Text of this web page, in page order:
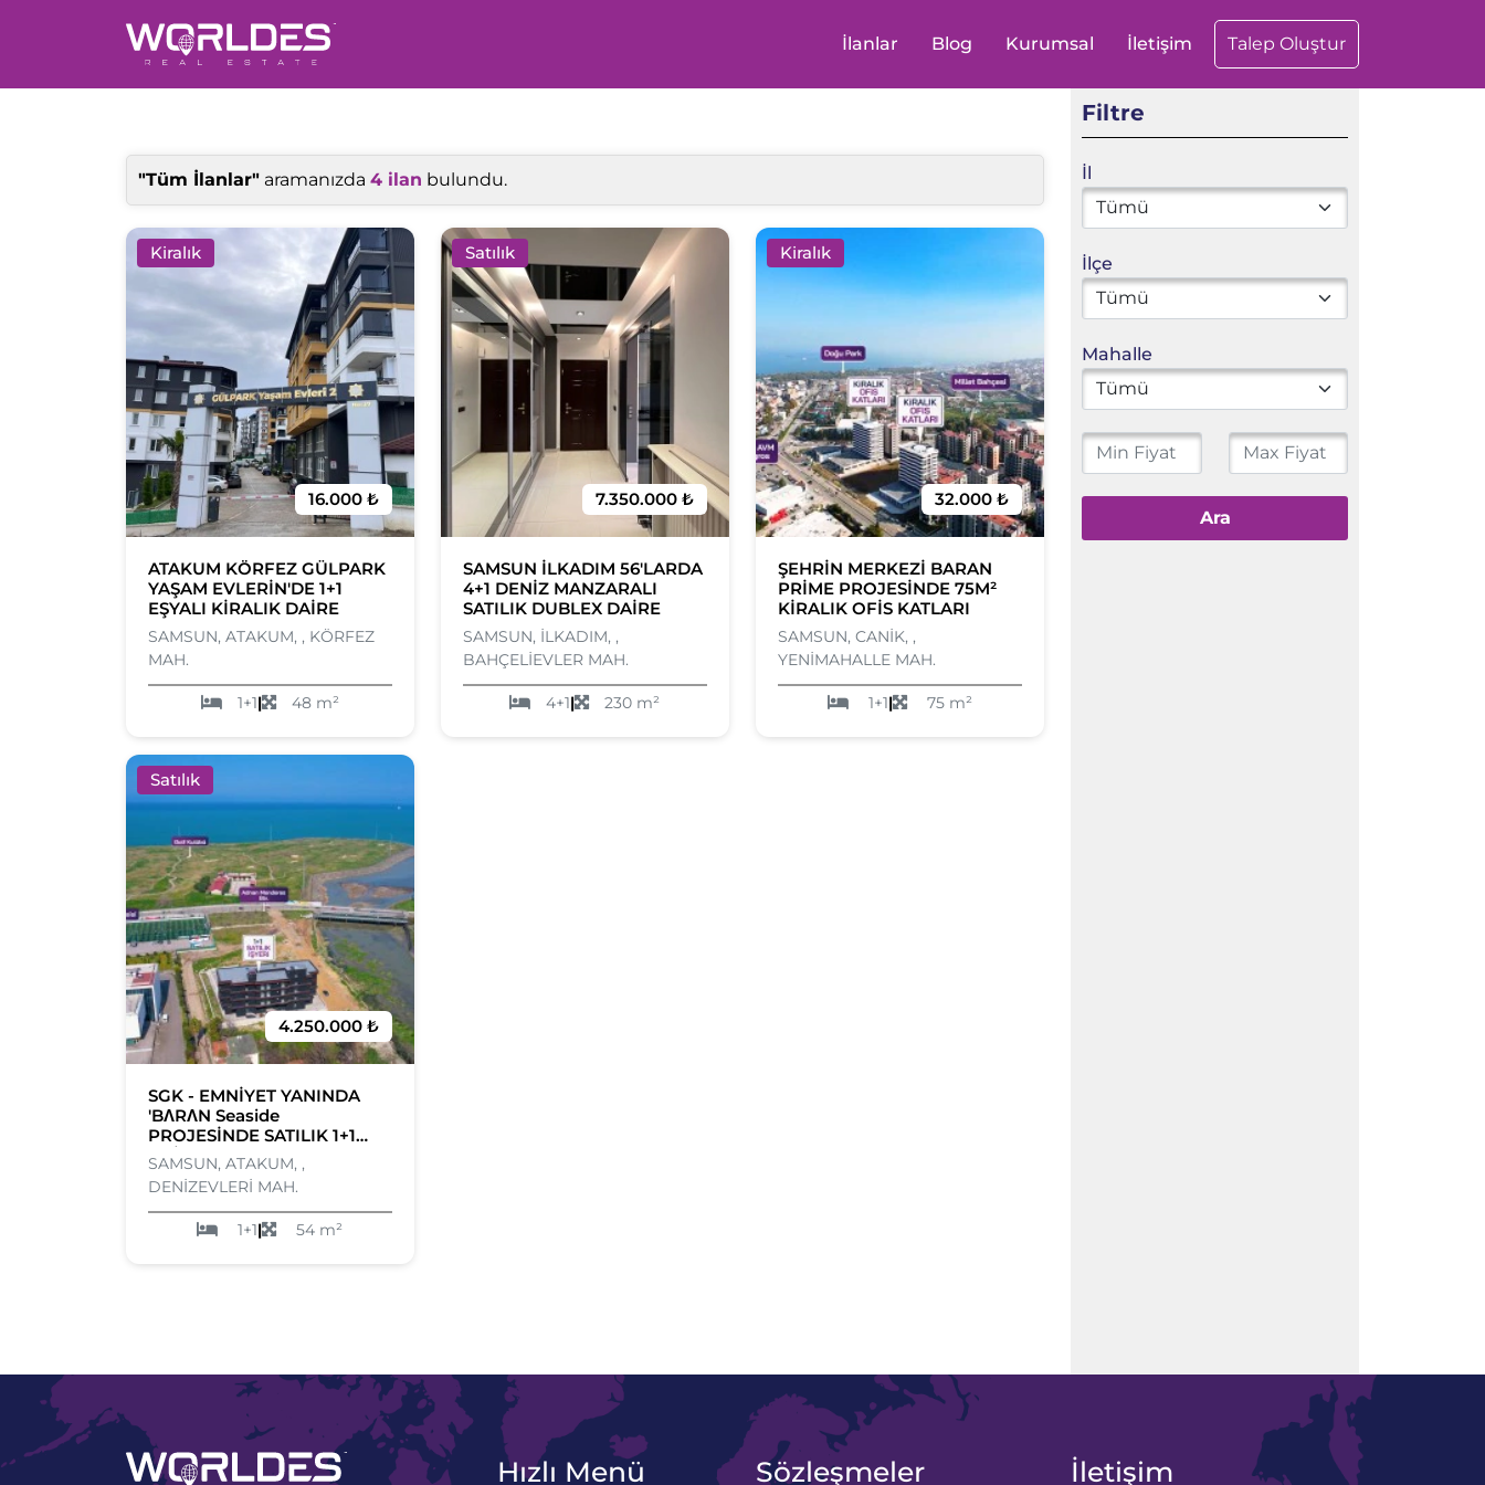
İlanlar Blog Kurumsal İletişim Talep Oluştur
"Tüm İlanlar" aramanızda 4 ilan bulundu.
Kiralık
16.000 ₺
ATAKUM KÖRFEZ GÜLPARK
YAŞAM EVLERİN'DE 1+1
EŞYALI KİRALIK DAİRE
SAMSUN, ATAKUM, , KÖRFEZ
MAH.
1+1| 48 m²
Satılık
7.350.000 ₺
SAMSUN İLKADIM 56'LARDA
4+1 DENİZ MANZARALI
SATILIK DUBLEX DAİRE
SAMSUN, İLKADIM, ,
BAHÇELİEVLER MAH.
4+1| 230 m²
Kiralık
32.000 ₺
ŞEHRİN MERKEZİ BARAN
PRİME PROJESİNDE 75M²
KİRALIK OFİS KATLARI
SAMSUN, CANİK, ,
YENİMAHALLE MAH.
1+1| 75 m²
Satılık
4.250.000 ₺
SGK - EMNİYET YANINDA
'BΛRΛN Seaside
PROJESİNDE SATILIK 1+1
OFİS
SAMSUN, ATAKUM, ,
DENİZEVLERİ MAH.
1+1| 54 m²
Filtre
İl
İlçe
Mahalle
Ara
Hızlı Menü Sözleşmeler İletişim